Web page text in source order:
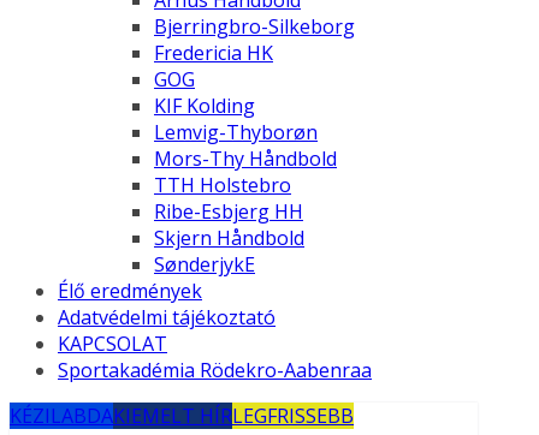
Bjerringbro-Silkeborg
Fredericia HK
GOG
KIF Kolding
Lemvig-Thyborøn
Mors-Thy Håndbold
TTH Holstebro
Ribe-Esbjerg HH
Skjern Håndbold
SønderjykE
Élő eredmények
Adatvédelmi tájékoztató
KAPCSOLAT
Sportakadémia Rödekro-Aabenraa
KÉZILABDAKIEMELT HÍRLEGFRISSEBB